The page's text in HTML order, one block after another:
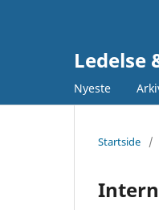
Ledelse
Nyeste
Startside /